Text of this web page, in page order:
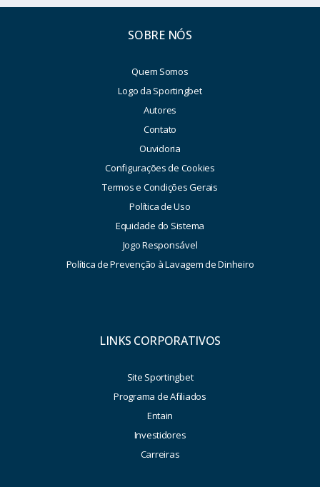
SOBRE NÓS
Quem Somos
Logo da Sportingbet
Autores
Contato
Ouvidoria
Configurações de Cookies
Termos e Condições Gerais
Política de Uso
Equidade do Sistema
Jogo Responsável
Política de Prevenção à Lavagem de Dinheiro
LINKS CORPORATIVOS
Site Sportingbet
Programa de Afiliados
Entain
Investidores
Carreiras